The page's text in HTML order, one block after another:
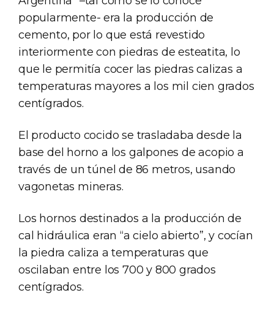
popularmente- era la producción de
cemento, por lo que está revestido
interiormente con piedras de esteatita, lo
que le permitía cocer las piedras calizas a
temperaturas mayores a los mil cien grados
centígrados.
El producto cocido se trasladaba desde la
base del horno a los galpones de acopio a
través de un túnel de 86 metros, usando
vagonetas mineras.
Los hornos destinados a la producción de
cal hidráulica eran “a cielo abierto”, y cocían
la piedra caliza a temperaturas que
oscilaban entre los 700 y 800 grados
centígrados.